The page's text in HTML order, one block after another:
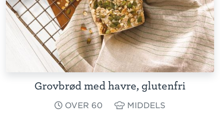
Grovbrød med havre, glutenfri
OVER 60 MIDDELS